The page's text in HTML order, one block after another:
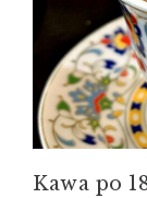
Kawa po